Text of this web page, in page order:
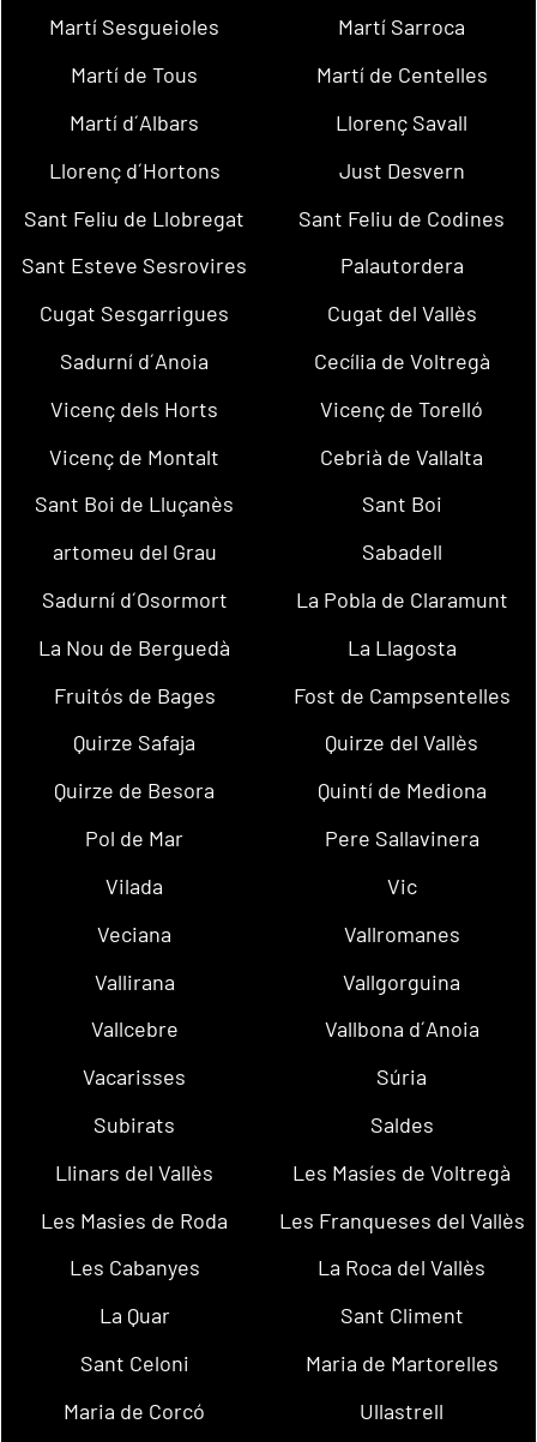
Martí Sesgueioles
Martí Sarroca
Martí de Tous
Martí de Centelles
Martí d´Albars
Llorenç Savall
Llorenç d´Hortons
Just Desvern
Sant Feliu de Llobregat
Sant Feliu de Codines
Sant Esteve Sesrovires
Palautordera
Cugat Sesgarrigues
Cugat del Vallès
Sadurní d´Anoia
Cecília de Voltregà
Vicenç dels Horts
Vicenç de Torelló
Vicenç de Montalt
Cebrià de Vallalta
Sant Boi de Lluçanès
Sant Boi
artomeu del Grau
Sabadell
Sadurní d´Osormort
La Pobla de Claramunt
La Nou de Berguedà
La Llagosta
Fruitós de Bages
Fost de Campsentelles
Quirze Safaja
Quirze del Vallès
Quirze de Besora
Quintí de Mediona
Pol de Mar
Pere Sallavinera
Vilada
Vic
Veciana
Vallromanes
Vallirana
Vallgorguina
Vallcebre
Vallbona d´Anoia
Vacarisses
Súria
Subirats
Saldes
Llinars del Vallès
Les Masíes de Voltregà
Les Masies de Roda
Les Franqueses del Vallès
Les Cabanyes
La Roca del Vallès
La Quar
Sant Climent
Sant Celoni
Maria de Martorelles
Maria de Corcó
Ullastrell